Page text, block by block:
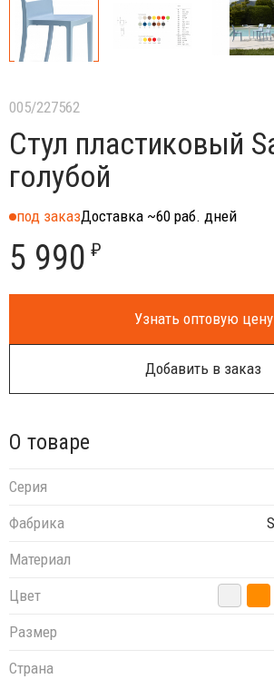
005/227562
Стул пластиковый
голубой
под заказДоставка ~60 раб. дней
5 990 ₽
Узнать оптовую цену
Добавить в заказ
О товаре
Серия
Фабрика
Материал
Цвет
Размер
Страна